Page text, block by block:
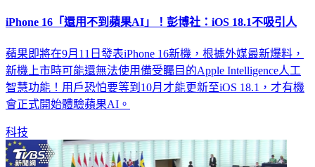
iPhone 16「還用不到蘋果AI」！彭博社：iOS 18.1不吸引人
蘋果即將在9月11日發表iPhone 16新機，根據外媒最新爆料，
新機上市時可能還無法使用備受矚目的Apple Intelligence人工
智慧功能！用戶恐怕要等到10月才能更新至iOS 18.1，才有機
會正式開始體驗蘋果AI。
科技